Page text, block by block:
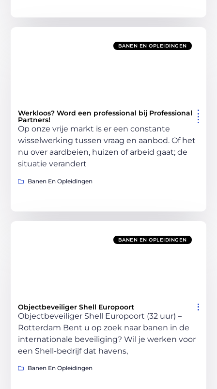
BANEN EN OPLEIDINGEN
Werkloos? Word een professional bij Professional
Partners!
Op onze vrije markt is er een constante
wisselwerking tussen vraag en aanbod. Of het
nu over aardbeien, huizen of arbeid gaat; de
situatie verandert
Banen En Opleidingen
BANEN EN OPLEIDINGEN
Objectbeveiliger Shell Europoort
Objectbeveiliger Shell Europoort (32 uur) –
Rotterdam Bent u op zoek naar banen in de
internationale beveiliging? Wil je werken voor
een Shell-bedrijf dat havens,
Banen En Opleidingen